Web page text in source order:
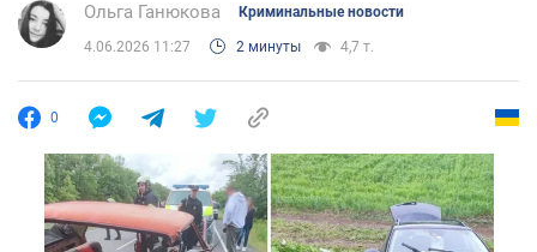
Ольга Ганюкова Криминальные новости
4.06.2026 11:27 2 минуты 4,7 т.
0